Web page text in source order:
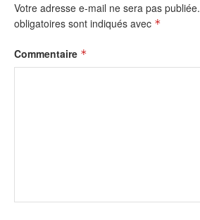
Votre adresse e-mail ne sera pas publiée.
obligatoires sont indiqués avec *
Commentaire *